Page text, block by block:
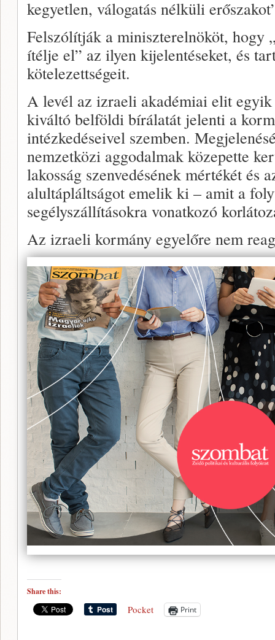
kegyetlen, válogatás nélküli
Felszólítják a miniszterelnököt, hogy
ítélje el” az ilyen kijelentéseket, és
kötelezettségeit.
A levél az izraeli akadémiai elit
kiváltó belföldi bírálatát jelenti a
intézkedéseivel szemben.
nemzetközi aggodalmak közepette
lakosság szenvedésének mértékét és
alultápláltságot emelik ki – amit a
segélyszállításokra vonatkozó
Az izraeli kormány egyelőre nem
Share this:
Pocket Print